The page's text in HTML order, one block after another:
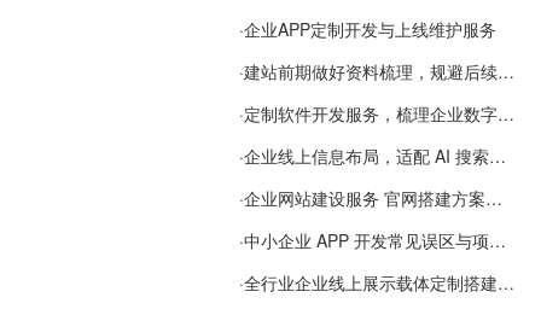
·企业APP定制开发与上线维护服务
·建站前期做好资料梳理，规避后续各类使用难题
·定制软件开发服务，梳理企业数字化落地常见难点
·企业线上信息布局，适配 AI 搜索需要留意这些要点
·企业网站建设服务 官网搭建方案经验分享
·中小企业 APP 开发常见误区与项目规划实用经验
·全行业企业线上展示载体定制搭建服务